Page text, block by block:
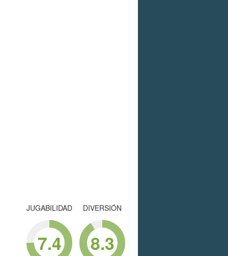
DIVERSIÓN
8.3
JUGABILIDAD
7.4